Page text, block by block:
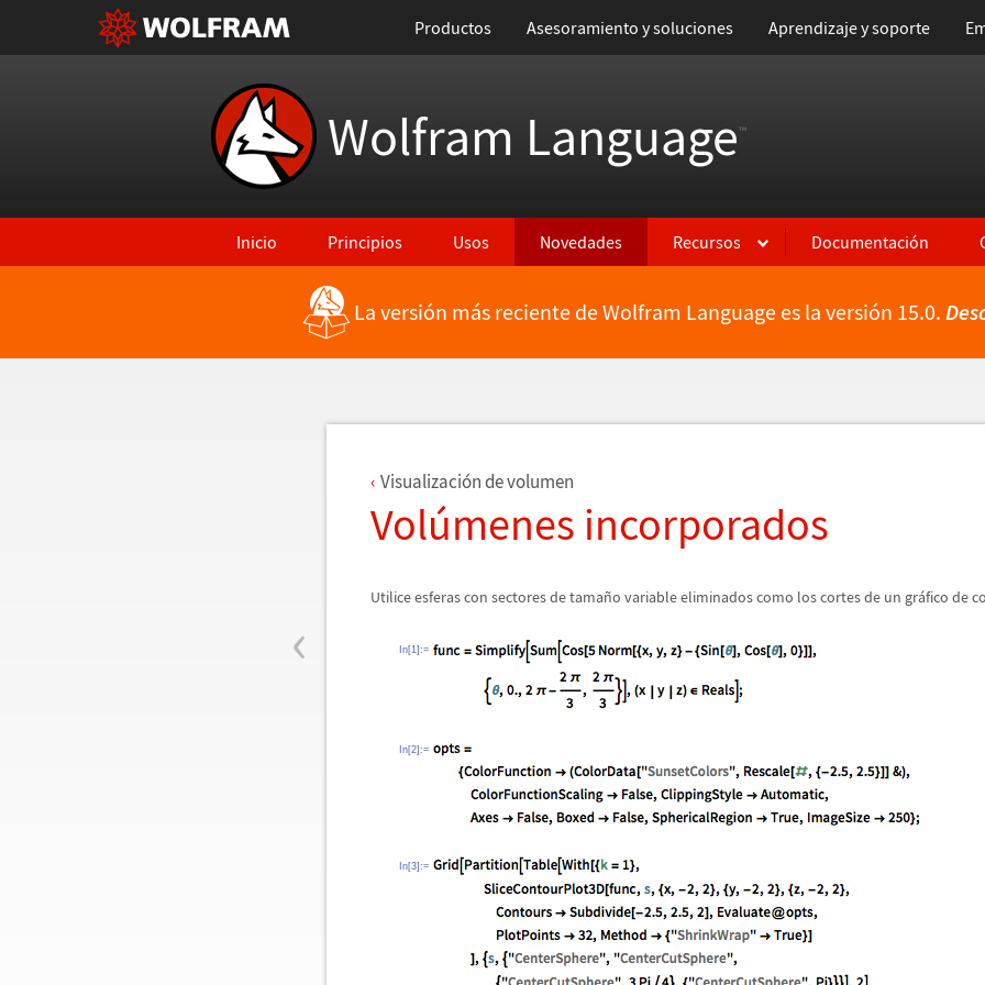
Productos Asesoramiento y soluciones Aprendizaje y soporte
Wolfram Language™
Inicio Principios Usos Novedades Recursos Documentación
Regresar a Características más recientes
La versión más reciente de Wolfram Language es la versión 15.0.
‹
Visualización de volumen
Volúmenes incorporados
Utilice esferas con sectores de tamaño variable eliminados como los cortes de un gráfico de
In[1]:=
In[2]:=
In[3]:=